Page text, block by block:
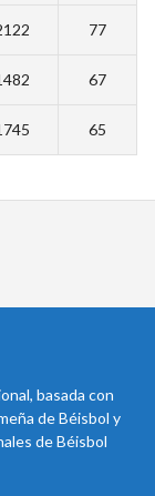
77
67
65
basada con
de Béisbol y
de Béisbol